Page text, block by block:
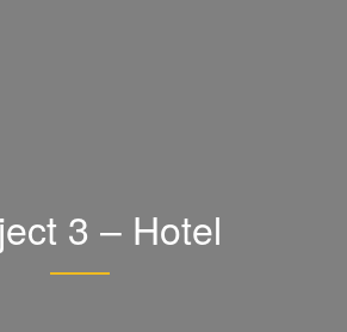
3 – Hotel